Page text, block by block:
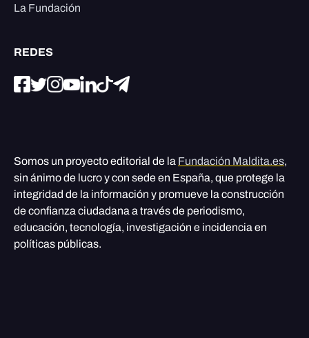
La Fundación
REDES
Somos un proyecto editorial de la Fundación Maldita.es,
sin ánimo de lucro y con sede en España, que protege la
integridad de la información y promueve la construcción
de confianza ciudadana a través de periodismo,
educación, tecnología, investigación e incidencia en
políticas públicas.